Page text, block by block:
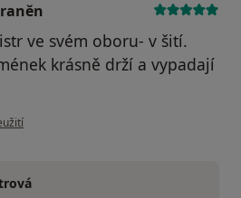
ve svém oboru- v šití.
krásně drží a vypadají
uživatele Váš účet byl odstraněn